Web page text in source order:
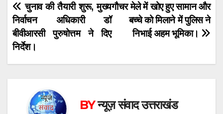
Post
navigation
गौचर मेले में खोए हुए सामान और
बच्चे को मिलाने में पुलिस ने
निभाई अहम भूमिका।
चुनाव की तैयारी शुरू, मुख्य
निर्वाचन अधिकारी डॉ
बीवीआरसी पुरुषोत्तम ने दिए
निर्देश।
BYन्यूज़ संवाद उत्तराखंड